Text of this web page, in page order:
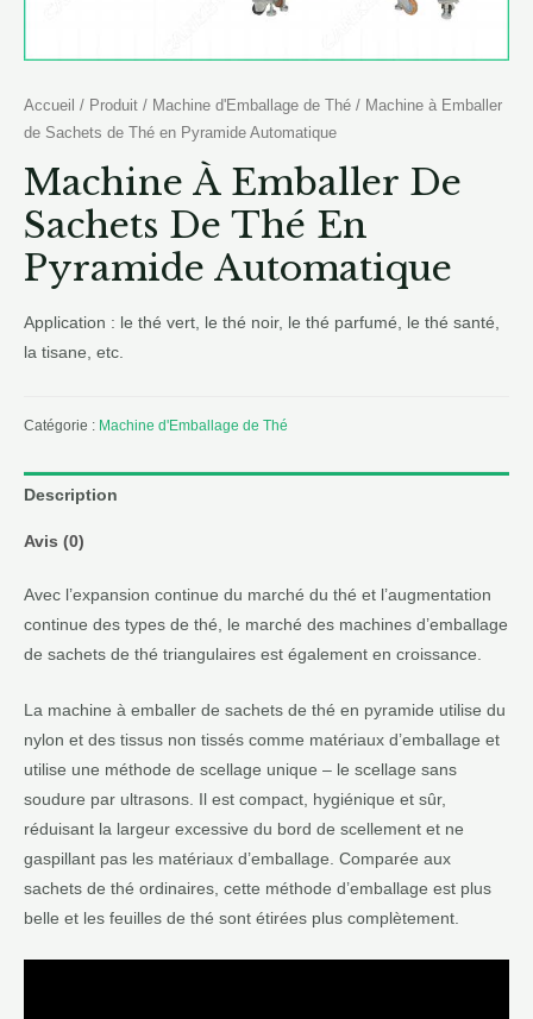
Accueil / Produit / Machine d'Emballage de Thé / Machine à Emballer
de Sachets de Thé en Pyramide Automatique
Machine À Emballer De
Sachets De Thé En
Pyramide Automatique
Application : le thé vert, le thé noir, le thé parfumé, le thé santé,
la tisane, etc.
Catégorie : Machine d'Emballage de Thé
Description
Avis (0)
Avec l’expansion continue du marché du thé et l’augmentation
continue des types de thé, le marché des machines d’emballage
de sachets de thé triangulaires est également en croissance.
La machine à emballer de sachets de thé en pyramide utilise du
nylon et des tissus non tissés comme matériaux d’emballage et
utilise une méthode de scellage unique – le scellage sans
soudure par ultrasons. Il est compact, hygiénique et sûr,
réduisant la largeur excessive du bord de scellement et ne
gaspillant pas les matériaux d’emballage. Comparée aux
sachets de thé ordinaires, cette méthode d’emballage est plus
belle et les feuilles de thé sont étirées plus complètement.